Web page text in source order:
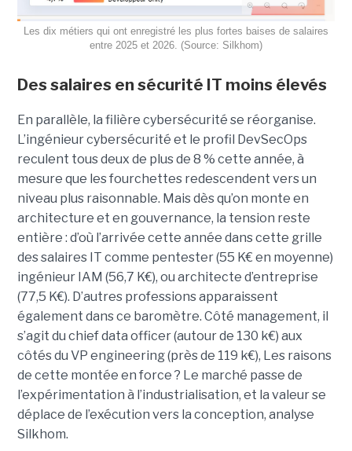
Les dix métiers qui ont enregistré les plus fortes baises de salaires
entre 2025 et 2026. (Source: Silkhom)
Des salaires en sécurité IT moins élevés
En parallèle, la filière cybersécurité se réorganise.
L’ingénieur cybersécurité et le profil DevSecOps
reculent tous deux de plus de 8 % cette année, à
mesure que les fourchettes redescendent vers un
niveau plus raisonnable. Mais dès qu’on monte en
architecture et en gouvernance, la tension reste
entière : d’où l’arrivée cette année dans cette grille
des salaires IT comme pentester (55 K€ en moyenne)
ingénieur IAM (56,7 K€), ou architecte d’entreprise
(77,5 K€). D’autres professions apparaissent
également dans ce baromètre. Côté management, il
s’agit du chief data officer (autour de 130 k€) aux
côtés du VP engineering (près de 119 k€), Les raisons
de cette montée en force ? Le marché passe de
l’expérimentation à l’industrialisation, et la valeur se
déplace de l’exécution vers la conception, analyse
Silkhom.